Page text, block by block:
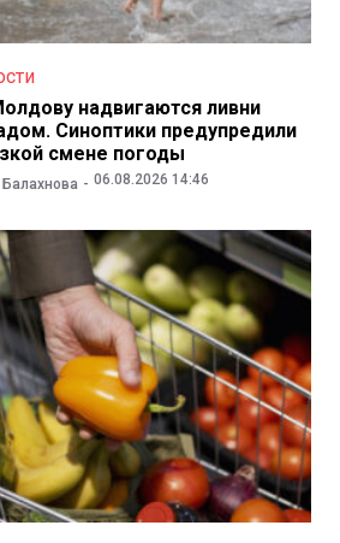
надвигаются ливни
Синоптики предупредили
смене погоды
Балахнова 06.08.2026 14:46